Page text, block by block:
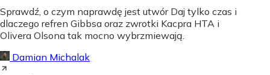
Sprawdź, o czym naprawdę jest utwór Daj tylko czas i
dlaczego refren Gibbsa oraz zwrotki Kacpra HTA i
Olivera Olsona tak mocno wybrzmiewają.
Damian Michalak